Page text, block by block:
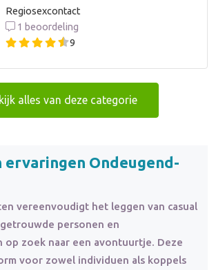
Regiosexcontact
1 beoordeling
9
alles van deze categorie
ervaringen Ondeugend-
vereenvoudigt het leggen van casual
personen en
op zoek naar een avontuurtje. Deze
voor zowel individuen als koppels